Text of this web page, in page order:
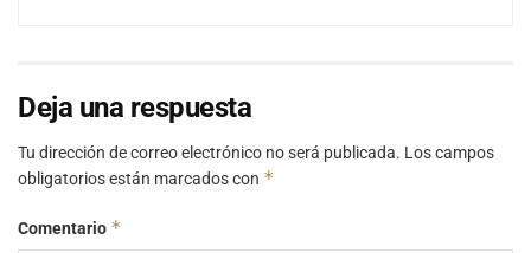
Deja una respuesta
Tu dirección de correo electrónico no será publicada. Los campos
obligatorios están marcados con *
Comentario *